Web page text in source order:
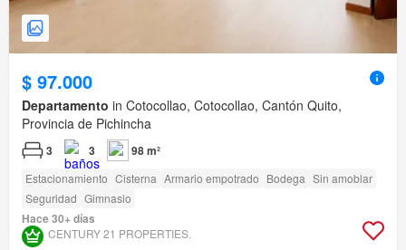
$ 97.000
Departamento in Cotocollao, Cotocollao, Cantón Quito,
Provincia de Pichincha
3 3 98 m²
Estacionamiento Cisterna Armario empotrado Bodega Sin amoblar
Seguridad Gimnasio
Hace 30+ días
CENTURY 21 PROPERTIES.